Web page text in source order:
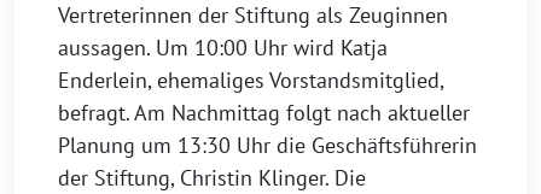
Vertreterinnen der Stiftung als Zeuginnen
aussagen. Um 10:00 Uhr wird Katja
Enderlein, ehemaliges Vorstandsmitglied,
befragt. Am Nachmittag folgt nach aktueller
Planung um 13:30 Uhr die Geschäftsführerin
der Stiftung, Christin Klinger. Die